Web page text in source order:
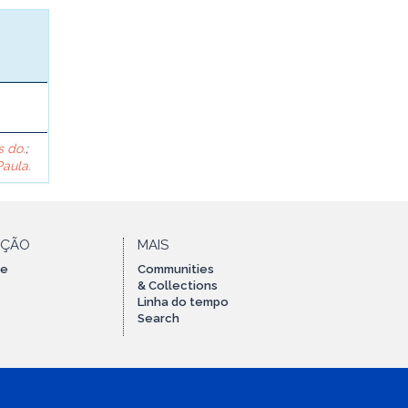
do.;
MAIS
Communities
& Collections
Linha do tempo
Search